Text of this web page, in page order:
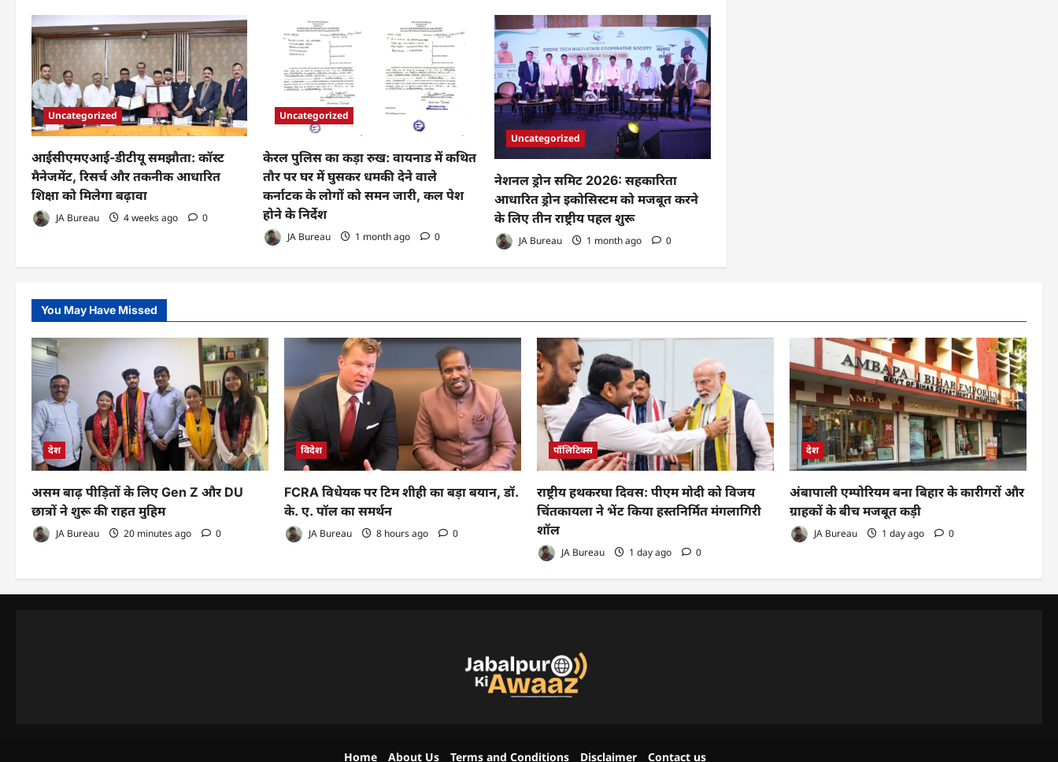
Uncategorized
आईसीएमएआई-डीटीयू समझौता: कॉस्ट
मैनेजमेंट, रिसर्च और तकनीक आधारित
शिक्षा को मिलेगा बढ़ावा
JA Bureau 4 weeks ago 0
Uncategorized
केरल पुलिस का कड़ा रुख: वायनाड में कथित
तौर पर घर में घुसकर धमकी देने वाले
कर्नाटक के लोगों को समन जारी, कल पेश
होने के निर्देश
JA Bureau 1 month ago 0
Uncategorized
नेशनल ड्रोन समिट 2026: सहकारिता
आधारित ड्रोन इकोसिस्टम को मजबूत करने
के लिए तीन राष्ट्रीय पहल शुरू
JA Bureau 1 month ago 0
You May Have Missed
देश
असम बाढ़ पीड़ितों के लिए Gen Z और DU
छात्रों ने शुरू की राहत मुहिम
JA Bureau 20 minutes ago 0
विदेश
FCRA विधेयक पर टिम शीही का बड़ा बयान, डॉ.
के. ए. पॉल का समर्थन
JA Bureau 8 hours ago 0
पॉलिटिक्स
राष्ट्रीय हथकरघा दिवस: पीएम मोदी को विजय
चिंतकायला ने भेंट किया हस्तनिर्मित मंगलागिरी
शॉल
JA Bureau 1 day ago 0
देश
अंबापाली एम्पोरियम बना बिहार के कारीगरों और
ग्राहकों के बीच मजबूत कड़ी
JA Bureau 1 day ago 0
Home About Us Terms and Conditions Disclaimer Contact us